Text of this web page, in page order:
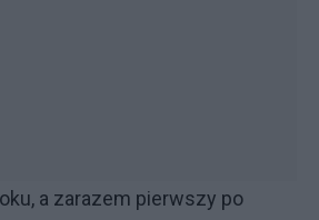
a zarazem pierwszy po